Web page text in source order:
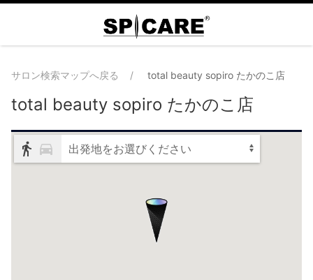
サロン検索マップへ戻る total beauty sopiro たかのこ店
total beauty sopiro たかのこ店
出発地をお選びください